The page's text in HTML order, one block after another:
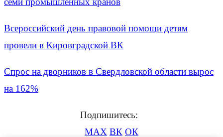
Всероссийский день правовой помощи детям
провели в Кировградской ВК
Спрос на дворников в Свердловской области вырос
на 162%
Подпишитесь:
MAX ВК ОК